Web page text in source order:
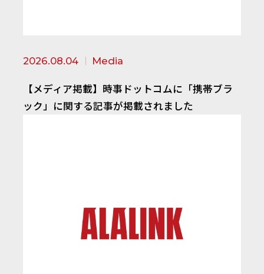
2026.08.04 Media
【メディア掲載】時事ドットコムに「携帯ブラ
ック」に関する記事が掲載されました